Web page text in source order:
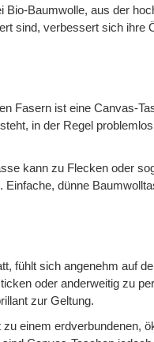
Baumwolle, aus der
sind, verbessert sich ihre
Fasern ist eine Canvas-
in der Regel
kann zu Flecken oder
dünne
fühlt sich angenehm auf
oder anderweitig zu
zur Geltung.
einem erdverbundenen,